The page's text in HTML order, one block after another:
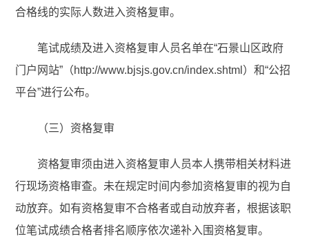
合格线的实际人数进入资格复审。
笔试成绩及进入资格复审人员名单在“石景山区政府
门户网站”（http://www.bjsjs.gov.cn/index.shtml）和“公招
平台”进行公布。
（三）资格复审
资格复审须由进入资格复审人员本人携带相关材料进
行现场资格审查。未在规定时间内参加资格复审的视为自
动放弃。如有资格复审不合格者或自动放弃者，根据该职
位笔试成绩合格者排名顺序依次递补入围资格复审。